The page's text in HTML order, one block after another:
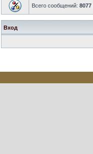
Всего сообщений: 8077
Вход